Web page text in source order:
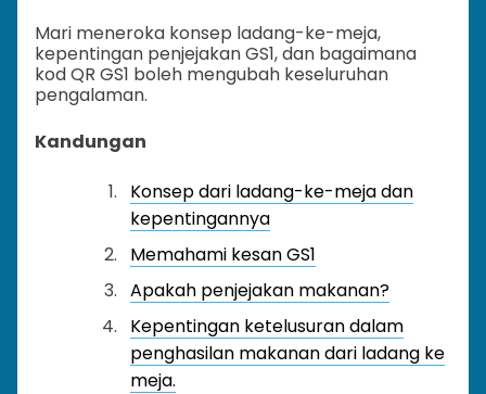
Mari meneroka konsep ladang-ke-meja,
kepentingan penjejakan GS1, dan bagaimana
kod QR GS1 boleh mengubah keseluruhan
pengalaman.
Kandungan
Konsep dari ladang-ke-meja dan
kepentingannya
Memahami kesan GS1
Apakah penjejakan makanan?
Kepentingan ketelusuran dalam
penghasilan makanan dari ladang ke
meja.